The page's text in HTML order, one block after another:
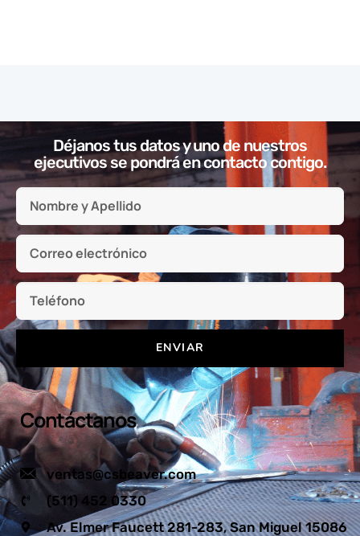
Contáctanos
ventas@csbeaver.com
(511) 452 0330
Av. Elmer Faucett 281-283, San Miguel 15086
Déjanos tus datos y uno de nuestros
ejecutivos se pondrá en contacto contigo.
ENVIAR